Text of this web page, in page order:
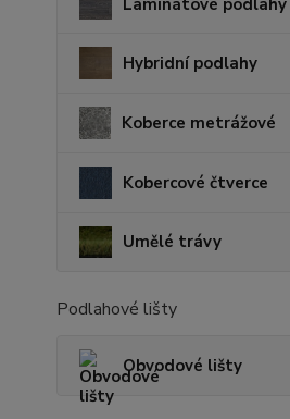
Hybridní podlahy
Koberce metrážové
Kobercové čtverce
Umělé trávy
Podlahové lišty
Obvodové lišty